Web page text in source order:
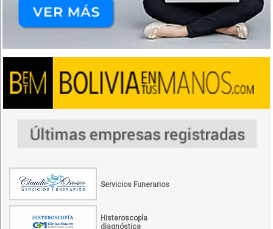
Servicios Funerarios
Histeroscopía
diagnóstica